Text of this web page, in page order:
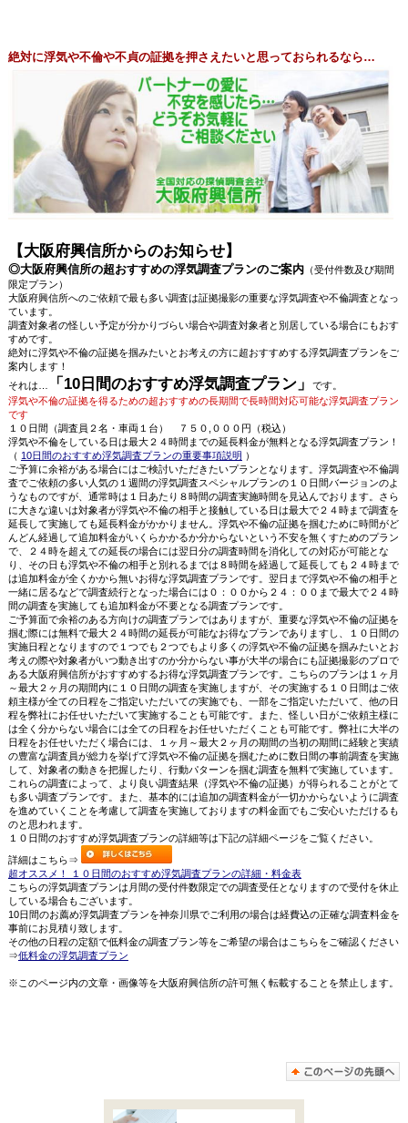
絶対に浮気や不倫や不貞の証拠を押さえたいと思っておられるなら…
【大阪府興信所からのお知らせ】
◎大阪府興信所の超おすすめの浮気調査プランのご案内（受付件数及び期間
限定プラン）
大阪府興信所へのご依頼で最も多い調査は証拠撮影の重要な浮気調査や不倫調査となっ
ています。
調査対象者の怪しい予定が分かりづらい場合や調査対象者と別居している場合にもおす
すめです。
絶対に浮気や不倫の証拠を掴みたいとお考えの方に超おすすめする浮気調査プランをご
案内します！
それは…
「10日間のおすすめ浮気調査プラン」
です。
浮気や不倫の証拠を得るための超おすすめの長期間で長時間対応可能な浮気調査プラン
です
１０日間（調査員２名・車両１台） ７５０,０００円（税込）
浮気や不倫をしている日は最大２４時間までの延長料金が無料となる浮気調査プラン！
（ 10日間のおすすめ浮気調査プランの重要事項説明 ）
ご予算に余裕がある場合にはご検討いただきたいプランとなります。浮気調査や不倫調
査でご依頼の多い人気の１週間の浮気調査スペシャルプランの１０日間バージョンのよ
うなものですが、通常時は１日あたり８時間の調査実施時間を見込んでおります。さら
に大きな違いは対象者が浮気や不倫の相手と接触している日は最大で２４時まで調査を
延長して実施しても延長料金がかかりません。浮気や不倫の証拠を掴むために時間がど
んどん経過して追加料金がいくらかかるか分からないという不安を無くすためのプラン
で、２４時を超えての延長の場合には翌日分の調査時間を消化しての対応が可能とな
り、その日も浮気や不倫の相手と別れるまでは８時間を経過して延長しても２４時まで
は追加料金が全くかから無いお得な浮気調査プランです。翌日まで浮気や不倫の相手と
一緒に居るなどで調査続行となった場合には０：００から２４：００まで最大で２４時
間の調査を実施しても追加料金が不要となる調査プランです。
ご予算面で余裕のある方向けの調査プランではありますが、重要な浮気や不倫の証拠を
掴む際には無料で最大２４時間の延長が可能なお得なプランでありますし、１０日間の
実施日程となりますので１つでも２つでもより多くの浮気や不倫の証拠を掴みたいとお
考えの際や対象者がいつ動き出すのか分からない事が大半の場合にも証拠撮影のプロで
ある大阪府興信所がおすすめするお得な浮気調査プランです。こちらのプランは１ヶ月
～最大２ヶ月の期間内に１０日間の調査を実施しますが、その実施する１０日間はご依
頼主様が全ての日程をご指定いただいての実施でも、一部をご指定いただいて、他の日
程を弊社にお任せいただいて実施することも可能です。また、怪しい日がご依頼主様に
は全く分からない場合には全ての日程をお任せいただくことも可能です。弊社に大半の
日程をお任せいただく場合には、１ヶ月～最大２ヶ月の期間の当初の期間に経験と実績
の豊富な調査員が総力を挙げて浮気や不倫の証拠を掴むために数日間の事前調査を実施
して、対象者の動きを把握したり、行動パターンを掴む調査を無料で実施しています。
これらの調査によって、より良い調査結果（浮気や不倫の証拠）が得られることがとて
も多い調査プランです。また、基本的には追加の調査料金が一切かからないように調査
を進めていくことを考慮して調査を実施しておりますの料金面でもご安心いただけるも
のと思われます。
１０日間のおすすめ浮気調査プランの詳細等は下記の詳細ページをご覧ください。
詳細はこちら⇒
超オススメ！ １０日間のおすすめ浮気調査プランの詳細・料金表
こちらの浮気調査プランは月間の受付件数限定での調査受任となりますので受付を休止
している場合もございます。
10日間のお薦め浮気調査プランを神奈川県でご利用の場合は経費込の正確な調査料金を
事前にお見積り致します。
その他の日程の定額で低料金の調査プラン等をご希望の場合はこちらをご確認ください
⇒低料金の浮気調査プラン
※このページ内の文章・画像等を大阪府興信所の許可無く転載することを禁止します。